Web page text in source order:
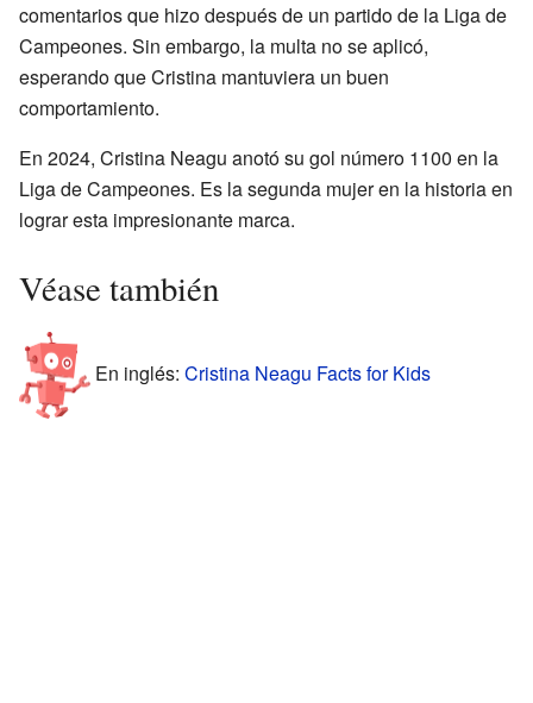
comentarios que hizo después de un partido de la Liga de
Campeones. Sin embargo, la multa no se aplicó,
esperando que Cristina mantuviera un buen
comportamiento.
En 2024, Cristina Neagu anotó su gol número 1100 en la
Liga de Campeones. Es la segunda mujer en la historia en
lograr esta impresionante marca.
Véase también
En inglés: Cristina Neagu Facts for Kids